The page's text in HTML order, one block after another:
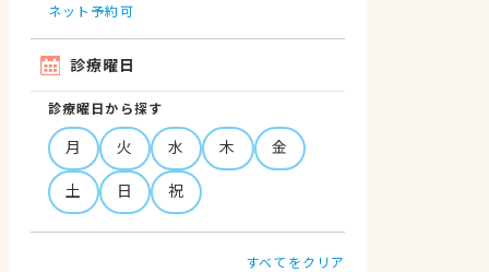
ネット予約可
診療曜日
診療曜日から探す
月 火 水 木
金
土
日 祝
すべてをクリア